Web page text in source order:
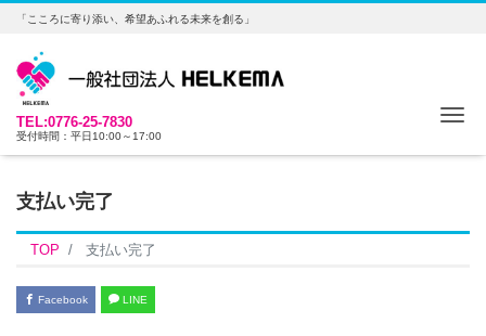
「こころに寄り添い、希望あふれる未来を創る」
TEL:0776-25-7830
受付時間：平日10:00～17:00
支払い完了
TOP 支払い完了
Facebook LINE